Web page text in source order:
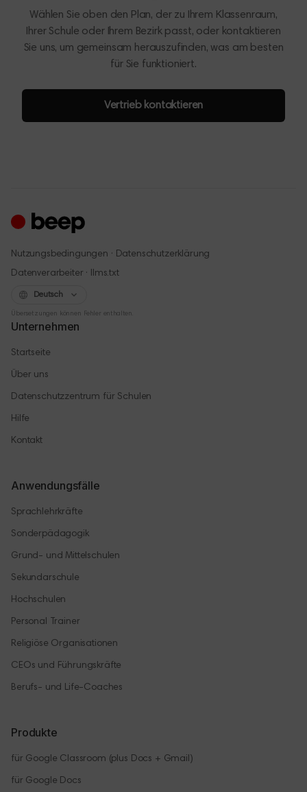
Wählen Sie oben den Plan, der zu Ihrem Klassenraum,
Ihrer Schule oder Ihrem Bezirk passt, oder kontaktieren
Sie uns, um gemeinsam herauszufinden, was am besten
für Sie funktioniert.
Vertrieb kontaktieren
Nutzungsbedingungen · Datenschutzerklärung
Datenverarbeiter · llms.txt
Deutsch
Übersetzungen können Fehler enthalten.
Unternehmen
Startseite
Über uns
Datenschutzzentrum für Schulen
Hilfe
Kontakt
Anwendungsfälle
Sprachlehrkräfte
Sonderpädagogik
Grund- und Mittelschulen
Sekundarschule
Hochschulen
Personal Trainer
Religiöse Organisationen
CEOs und Führungskräfte
Berufs- und Life-Coaches
Produkte
für Google Classroom (plus Docs + Gmail)
für Google Docs